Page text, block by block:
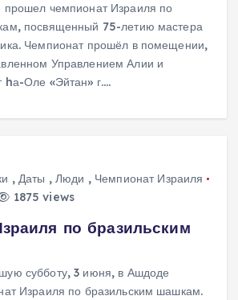
чемпионат Израиля по
посвященный 75-летию мастера
Чемпионат прошёл в помещении,
Управлением Алии и
Оле «Эйтан» г.…
, Даты ,Люди , Чемпионат Израиля
1875 views
по бразильским
субботу, 3 июня, в Ашдоде
Израиля по бразильским шашкам.